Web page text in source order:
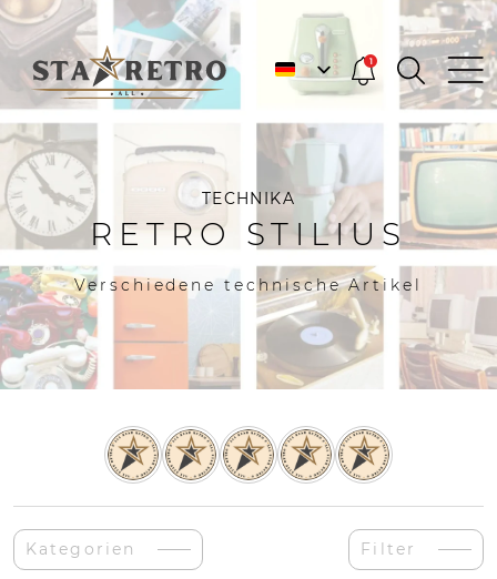
1
TECHNIKA
RETRO STILIUS
Verschiedene technische Artikel
Kategorien Filter